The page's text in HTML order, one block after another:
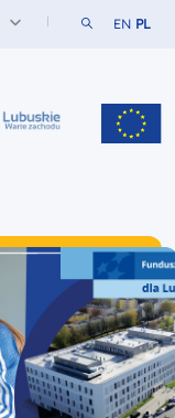
Szukaj w
EN PL